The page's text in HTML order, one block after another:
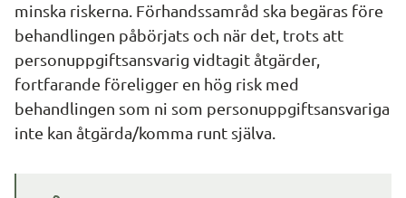
minska riskerna. Förhandssamråd ska begäras före
behandlingen påbörjats och när det, trots att
personuppgiftsansvarig vidtagit åtgärder,
fortfarande föreligger en hög risk med
behandlingen som ni som personuppgiftsansvariga
inte kan åtgärda/komma runt själva.